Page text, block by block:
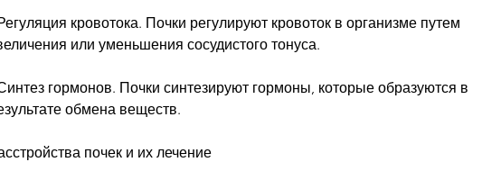
кровотока. Почки регулируют кровоток в организме путем
или уменьшения сосудистого тонуса.
гормонов. Почки синтезируют гормоны, которые образуются в
обмена веществ.
почек и их лечение